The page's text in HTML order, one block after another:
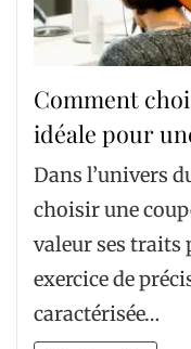
Comment
idéale pour
Dans l’univers
choisir une
valeur ses traits
exercice de
caractérisée…